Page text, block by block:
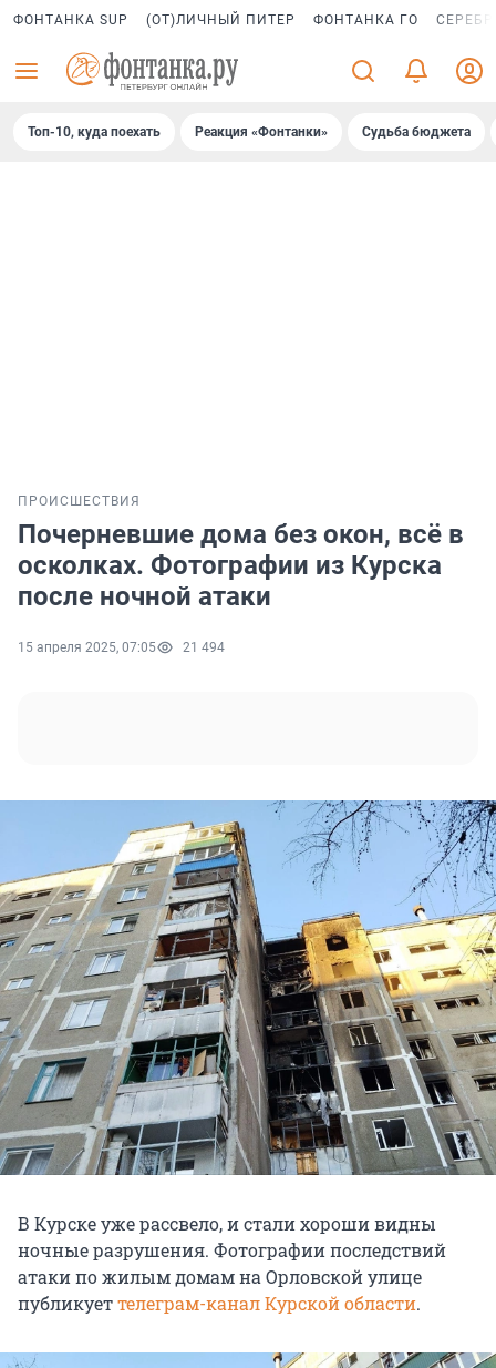
ФОНТАНКА SUP (ОТ)ЛИЧНЫЙ ПИТЕР ФОНТАНКА ГО
Топ-10, куда поехать Реакция «Фонтанки» Судьба бюджета
ПРОИСШЕСТВИЯ
Почерневшие дома без окон, всё в
осколках. Фотографии из Курска
после ночной атаки
15 апреля 2025, 07:05 21 494
В Курске уже рассвело, и стали хороши видны
ночные разрушения. Фотографии последствий
атаки по жилым домам на Орловской улице
публикуеттелеграм-канал Курской области.